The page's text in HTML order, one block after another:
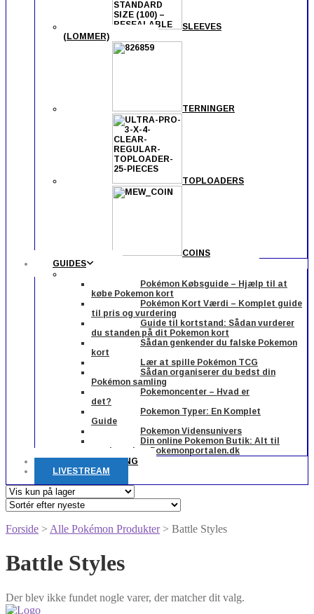
SLEEVES
(LOMMER)
TERNINGER
TOPLOADERS
COINS
GUIDES
Pokémon Købsguide – Hjælp til at
købe Pokemon kort
Pokémon Kort Værdi – Komplet guide
til pris og vurdering
Guide til kortstand: Sådan vurderer
du standen på dit Pokemon kort
Sådan genkender du falske Pokemon
kort
Lær at spille Pokémon TCG
Sådan organiserer du bedst din
Pokémon samling
Pokemoncenter – Hvad er
det?
Pokemon Typer: En Komplet
Guide
Pokemon Vidensunivers
Din online Pokemon Butik: Alt til
samleren hos Pokemonportalen.dk
FORUDBESTILLING
LIVESTREAM
Forside > Alle Pokémon Produkter> Battle Styles
Battle Styles
Der blev ikke fundet nogle varer, der matcher dit valg.